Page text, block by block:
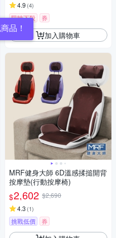
品！
4.9 (4)
限時下殺 券
加入購物車
MRF健身大師 6D溫感揉搥開背
按摩墊(行動按摩椅)
$2,602 $2,690
4.3 (1)
挑戰低價 券